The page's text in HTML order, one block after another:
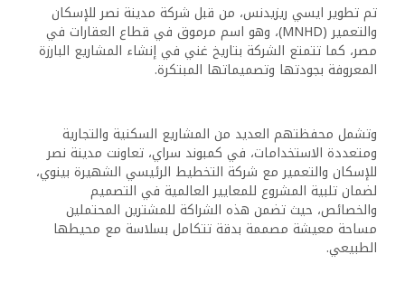
تم تطوير ايسي ريزيدنس، من قبل شركة مدينة نصر للإسكان
والتعمير (MNHD)، وهو اسم مرموق في قطاع العقارات في
مصر، كما تتمتع الشركة بتاريخ غني في إنشاء المشاريع البارزة
المعروفة بجودتها وتصميماتها المبتكرة.
وتشمل محفظتهم العديد من المشاريع السكنية والتجارية
ومتعددة الاستخدامات، في كمبوند سراي، تعاونت مدينة نصر
للإسكان والتعمير مع شركة التخطيط الرئيسي الشهيرة بينوي،
لضمان تلبية المشروع للمعايير العالمية في التصميم
والخصائص، حيث تضمن هذه الشراكة للمشترين المحتملين
مساحة معيشة مصممة بدقة تتكامل بسلاسة مع محيطها
الطبيعي.